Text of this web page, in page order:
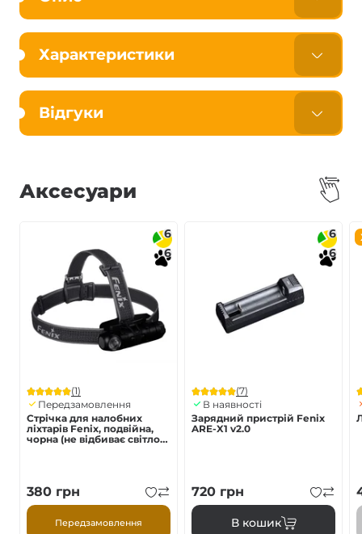
Характеристики
Відгуки
Аксесуари
6
6
(1)
Передзамовлення
Стрічка для налобних
ліхтарів Fenix, подвійна,
чорна (не відбиває світло)
380 грн
Передзамовлення
6
6
(7)
В наявності
Зарядний пристрій Fenix
ARE-X1 v2.0
720 грн
В кошик